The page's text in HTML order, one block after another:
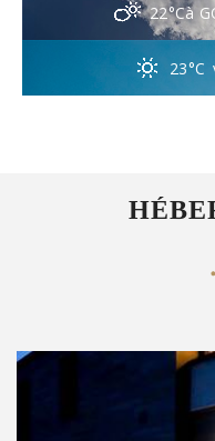
22°Cà
23°C